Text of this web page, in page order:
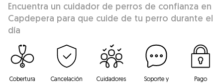
Encuentra un cuidador de perros de confianza en
Capdepera para que cuide de tu perro durante el
día
Cobertura
Cancelación
Cuidadores
Soporte y
Pago